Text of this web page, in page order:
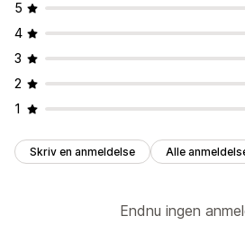
5
4
3
2
1
Skriv en anmeldelse Alle
Endnu ingen